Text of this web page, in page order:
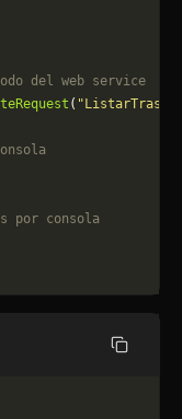
del web service
(
por consola
Copiar